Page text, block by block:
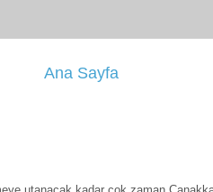
Ana Sayfa